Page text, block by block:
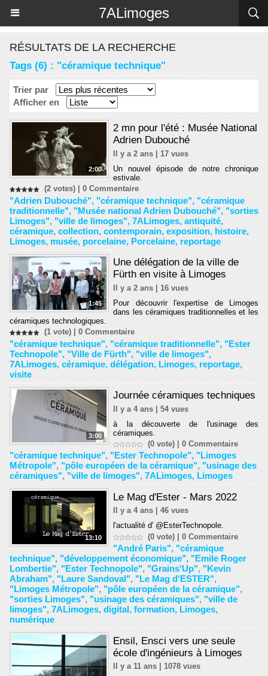
7ALimoges
RÉSULTATS DE LA RECHERCHE
Tags (6) : "céramique technique"
Trier par
Afficher en
2:00
2 mn pour l'été : Musée National
Adrien Dubouché
Il y a 2 ans | 17 vues
Un nouvel épisode de notre chronique
estivale.
(2 votes) | 0 Commentaire
"Adrien Dubouché", "céramique technique", "céramique
traditionnelle", "Musée national Adrien Dubouché", "sorties
Limoges", "ville de limoges", 7ALimoges, antiquité,
céramique, collection, contemporain, exposition, histoire,
Limoges, musée, porcelaine, Porcelaine, reportage
1:45
Une délégation de la ville de
Fürth en visite à Limoges
Il y a 2 ans | 16 vues
Pour découvrir l'expertise de Limoges
dans les céramiques traditionnelles et les
céramiques technologiques.
(1 vote) | 0 Commentaire
"céramique technique", "céramique traditionnelle", "Ester
Technopole", "Ville de Fürth", "ville de limoges",
7ALimoges, céramique, délégation, Limoges, reportage,
visite
3:00
Journée céramiques techniques
Il y a 4 ans | 54 vues
à la découverte de l'usinage des
céramiques.
(0 vote) |0 Commentaire
"céramique technique", "Ester Technopole", "Limoges
Métropole", "pôle européen de la céramique", "usinage des
céramiques", "ville de limoges", 7ALimoges, Limoges
13:10
Le Mag d'Ester - Mars 2022
Il y a 4 ans | 46 vues
l'actualité d' @EsterTechnopole.
(0 vote) |0 Commentaire
"André Paris", "céramique
technique", "développement économique", "Emile Roger
Lombertie", "Ester Technopole", "Grains'Up", "Kevin
Abraham", "Laure Sandoval", "Le Mag d'ESTER",
"Limoges Métropole", "pôle européen de la céramique",
"sorties Limoges", "usinage des céramiques", "ville de
limoges", 7ALimoges, digital, formation, Limoges,
numérique
Ensil, Ensci vers une seule
école d'ingénieurs à Limoges
Il y a 11 ans | 1078 vues